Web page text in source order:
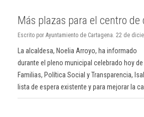
Más plazas para el centro de
Escrito por Ayuntamiento de Cartagena. 22 de
La alcaldesa, Noelia Arroyo, ha informado
durante el pleno municipal celebrado hoy
Familias, Política Social y Transparencia,
lista de espera existente y para mejorar la